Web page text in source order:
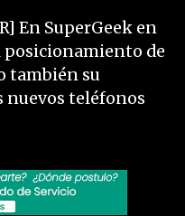
En SuperGeek en
posicionamiento de
también su
nuevos teléfonos